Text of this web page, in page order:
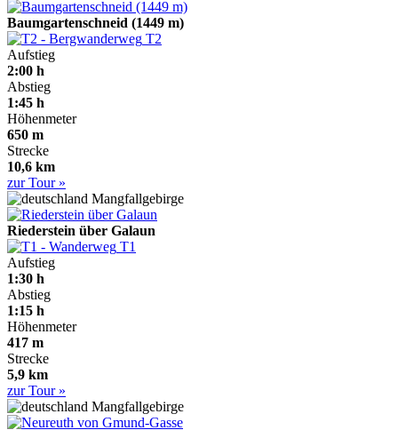
Baumgartenschneid (1449 m)
T2
Aufstieg
2:00 h
Abstieg
1:45 h
Höhenmeter
650 m
Strecke
10,6 km
zur Tour »
Mangfallgebirge
Riederstein über Galaun
T1
Aufstieg
1:30 h
Abstieg
1:15 h
Höhenmeter
417 m
Strecke
5,9 km
zur Tour »
Mangfallgebirge